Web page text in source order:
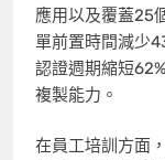
應用以及覆蓋25
單前置時間減少
認證週期縮短
複製能力。
在員工培訓方面